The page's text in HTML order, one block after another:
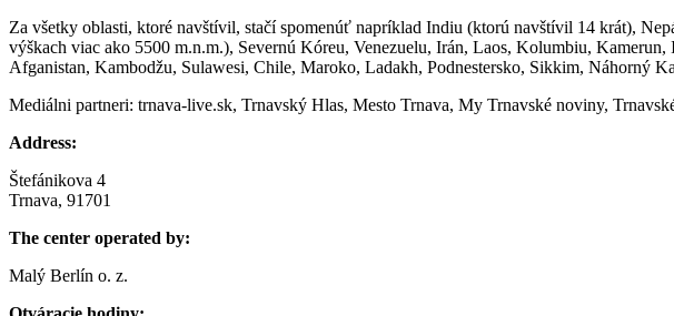
Za všetky oblasti, ktoré navštívil, stačí spomenúť napríklad Indiu (ktorú navštívil 14 krát),
výškach viac ako 5500 m.n.m.), Severnú Kóreu, Venezuelu, Irán, Laos, Kolumbiu,
Afganistan, Kambodžu, Sulawesi, Chile, Maroko, Ladakh, Podnestersko, Sikkim, Náhorný
Mediálni partneri: trnava-live.sk, Trnavský Hlas, Mesto Trnava, My Trnavské noviny,
Address:
Štefánikova 4
Trnava, 91701
The center operated by:
Malý Berlín o. z.